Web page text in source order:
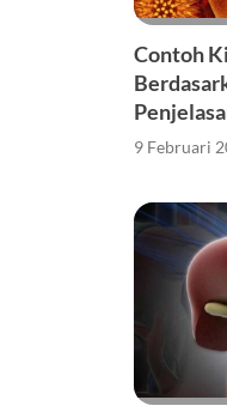
Contoh
9 Februari